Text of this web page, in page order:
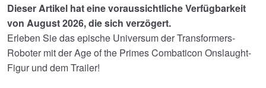
€108.13.
Dieser Artikel hat eine voraussichtliche Verfügbarkeit
von August 2026, die sich verzögert.
Erleben Sie das epische Universum der Transformers-
Roboter mit der Age of the Primes Combaticon Onslaught-
Figur und dem Trailer!